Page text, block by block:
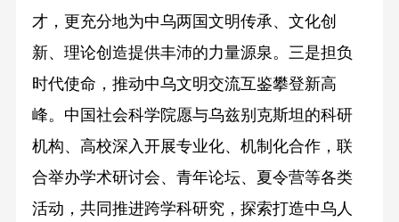
才，更充分地为中乌两国文明传承、文化创
新、理论创造提供丰沛的力量源泉。三是担负
时代使命，推动中乌文明交流互鉴攀登新高
峰。中国社会科学院愿与乌兹别克斯坦的科研
机构、高校深入开展专业化、机制化合作，联
合举办学术研讨会、青年论坛、夏令营等各类
活动，共同推进跨学科研究，探索打造中乌人